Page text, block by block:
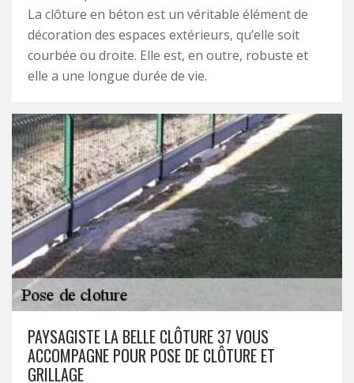
La clôture en béton est un véritable élément de
décoration des espaces extérieurs, qu’elle soit
courbée ou droite. Elle est, en outre, robuste et
elle a une longue durée de vie.
PAYSAGISTE LA BELLE CLÔTURE 37 VOUS
ACCOMPAGNE POUR POSE DE CLÔTURE ET
GRILLAGE